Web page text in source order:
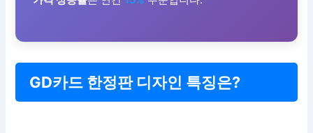
GD카드 한정판 디자인 특징은?